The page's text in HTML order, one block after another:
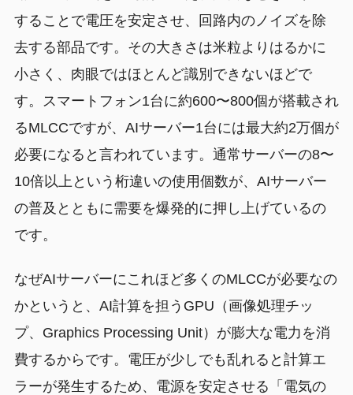
することで電圧を安定させ、回路内のノイズを除
去する部品です。その大きさは米粒よりはるかに
小さく、肉眼ではほとんど識別できないほどで
す。スマートフォン1台に約600〜800個が搭載され
るMLCCですが、AIサーバー1台には最大約2万個が
必要になると言われています。通常サーバーの8〜
10倍以上という桁違いの使用個数が、AIサーバー
の普及とともに需要を爆発的に押し上げているの
です。
なぜAIサーバーにこれほど多くのMLCCが必要なの
かというと、AI計算を担うGPU（画像処理チッ
プ、Graphics Processing Unit）が膨大な電力を消
費するからです。電圧が少しでも乱れると計算エ
ラーが発生するため、電源を安定させる「電気の